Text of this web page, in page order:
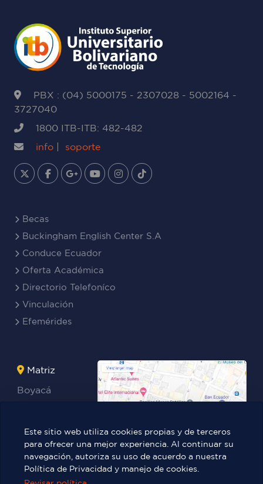
PBX : (04) 5000175 - 2307028 - 5002164 -
3727040
1800 ITB-ITB: 482-482
info
soporte
Becas
Buckingham English Center S.A
Conduce Ecuador
Oferta Académica
Directorio Telefoníco
Vinculación
Efemérides
Matriz
Boyacá
Teresa
Benites Ayala
Este sitio web utiliza cookies propias y de terceros
para ofrecer una mejor experiencia. Al continuar su
navegación, autoriza su uso de acuerdo a nuestra
Política de Privacidad y manejo de cookies.